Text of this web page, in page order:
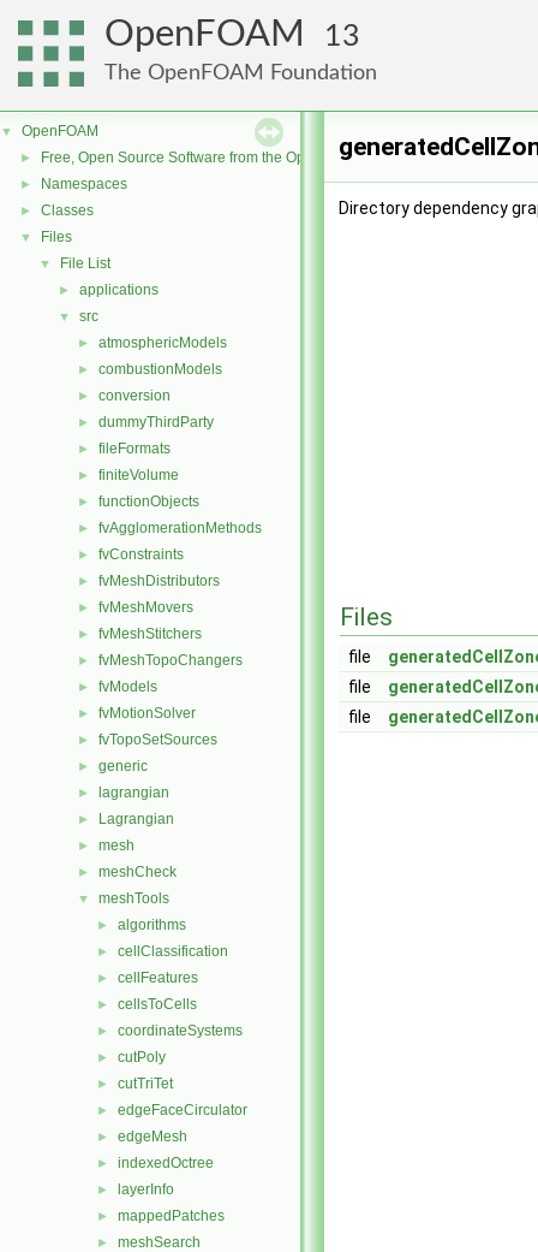
OpenFOAM 13
The OpenFOAM Foundation
▼ OpenFOAM
► Free, Open Source Software from the OpenFOAM Foundation
► Namespaces
► Classes
▼ Files
▼ File List
► applications
▼ src
► atmosphericModels
► combustionModels
► conversion
► dummyThirdParty
► fileFormats
► finiteVolume
► functionObjects
► fvAgglomerationMethods
► fvConstraints
► fvMeshDistributors
► fvMeshMovers
► fvMeshStitchers
► fvMeshTopoChangers
► fvModels
► fvMotionSolver
► fvTopoSetSources
► generic
► lagrangian
► Lagrangian
► mesh
► meshCheck
▼ meshTools
► algorithms
► cellClassification
► cellFeatures
► cellsToCells
► coordinateSystems
► cutPoly
► cutTriTet
► edgeFaceCirculator
► edgeMesh
► indexedOctree
► layerInfo
► mappedPatches
► meshSearch
Directory dependency
Files
file
file
file